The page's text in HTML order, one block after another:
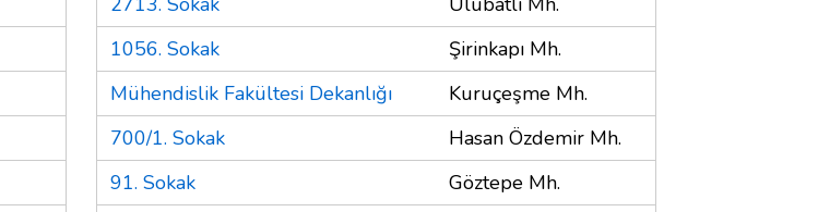
1056. Sokak
Şirinkapı Mh.
Mühendislik Fakültesi Dekanlığı
Kuruçeşme Mh.
700/1. Sokak
Hasan Özdemir Mh.
91. Sokak
Göztepe Mh.